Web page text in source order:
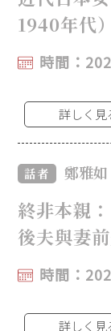
1940年代）
時間：
詳しく見
話者 鄭雅如
終非本親
後夫與妻
時間：
詳しく見